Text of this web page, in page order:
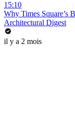
15:10
Why Times Square’s
Architectural Digest
il y a 2 mois